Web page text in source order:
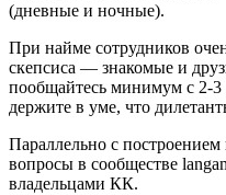
(дневные и ночные).
При найме сотрудников
скепсиса — знакомые и
пообщайтесь минимум с 2-3
держите в уме, что
Параллельно с
вопросы в сообществе
владельцами КК.